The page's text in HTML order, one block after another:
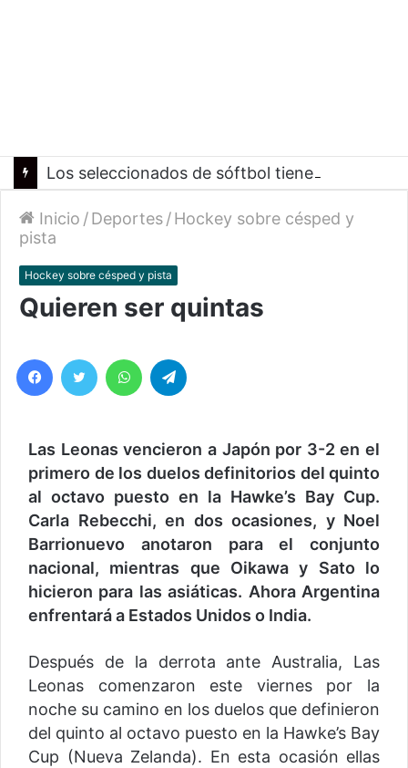
Inicio /Deportes/Hockey sobre césped y
pista
Hockey sobre césped y pista
Quieren ser quintas
Las Leonas vencieron a Japón por 3-2 en el
primero de los duelos definitorios del quinto
al octavo puesto en la Hawke’s Bay Cup.
Carla Rebecchi, en dos ocasiones, y Noel
Barrionuevo anotaron para el conjunto
nacional, mientras que Oikawa y Sato lo
hicieron para las asiáticas. Ahora Argentina
enfrentará a Estados Unidos o India.
Después de la derrota ante Australia, Las
Leonas comenzaron este viernes por la
noche su camino en los duelos que definieron
del quinto al octavo puesto en la Hawke’s Bay
Cup (Nueva Zelanda). En esta ocasión ellas